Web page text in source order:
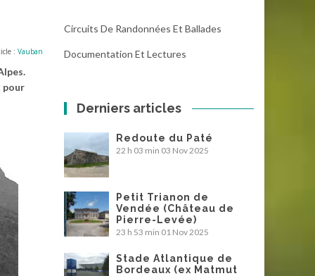
: Vauban
pour
Circuits De Randonnées Et Ballades
Documentation Et Lectures
Derniers articles
Redoute du Paté
22 h 03 min 03 Nov 2025
Petit Trianon de
Vendée (Château de
Pierre-Levée)
23 h 53 min 01 Nov 2025
Stade Atlantique de
Bordeaux (ex Matmut